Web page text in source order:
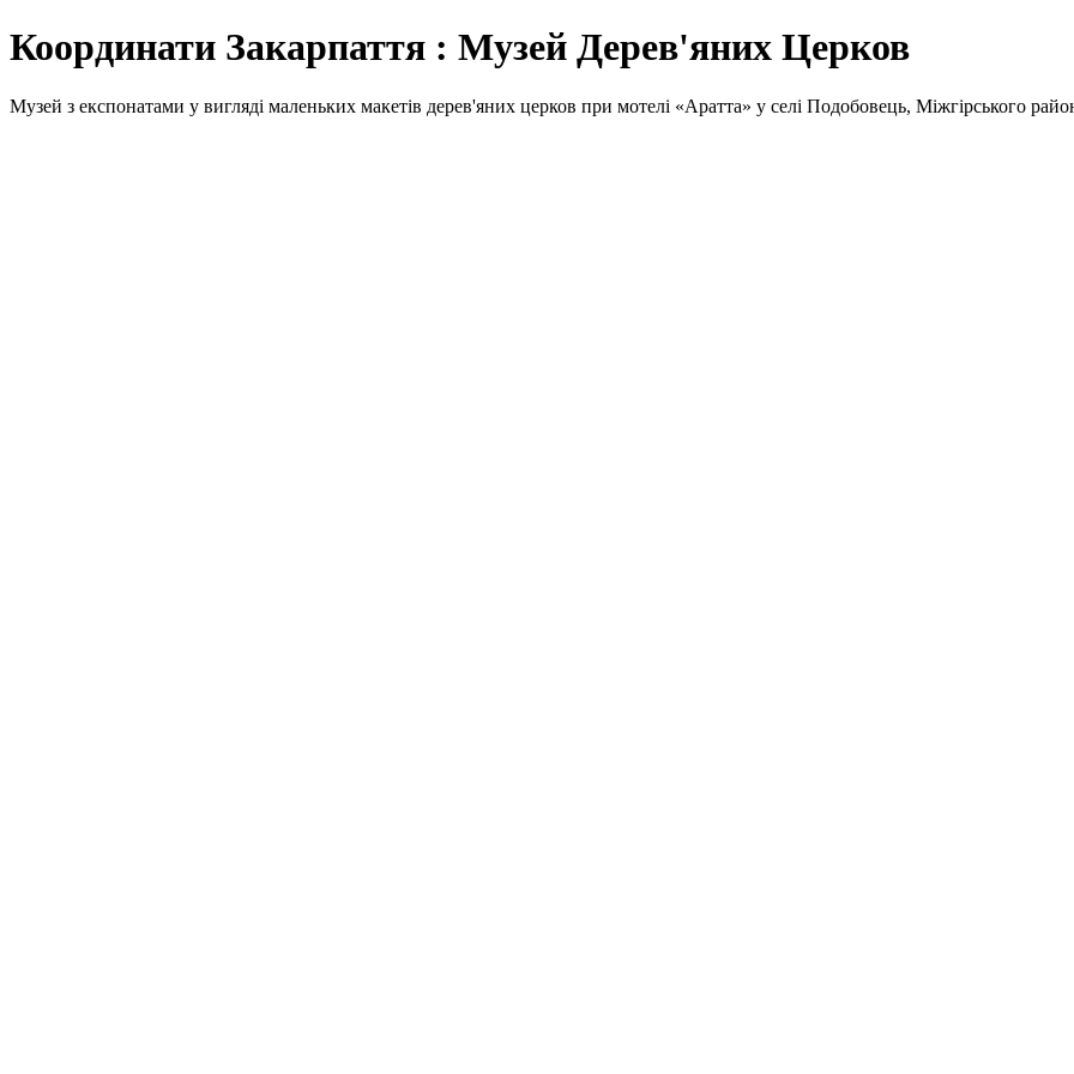
Координати Закарпаття : Музей Дерев'яних Церков
Музей з експонатами у вигляді маленьких макетів дерев'яних церков при мотелі «Аратта» у селі Подобовець, Міжгірського